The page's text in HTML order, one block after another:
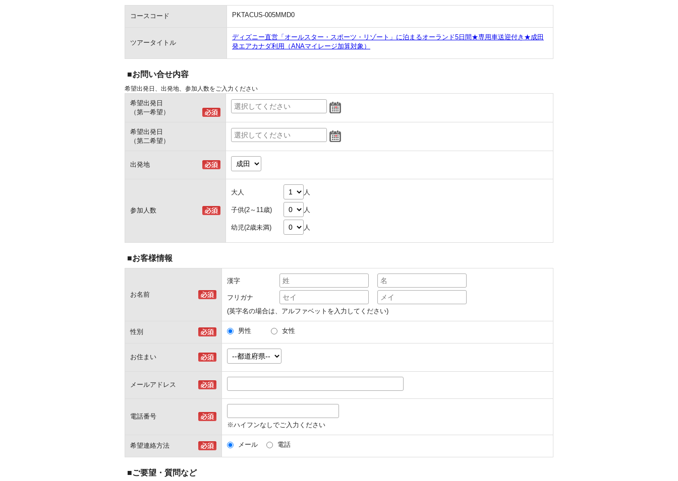
コースコード PKTACUS-005MMD0
ツアータイトル
ディズニー直営「オールスター・スポーツ・リゾート」に泊まるオーランド5日間★専用車送迎付き★成田
発エアカナダ利用（ANAマイレージ加算対象）
■お問い合せ内容
希望出発日、出発地、参加人数をご入力ください
希望出発日
（第一希望）
希望出発日
（第二希望）
出発地
参加人数
大人 人
子供(2～11歳) 人
幼児(2歳未満) 人
■お客様情報
お名前
漢字
フリガナ
(英字名の場合は、アルファベットを入力してください)
性別 男性 女性
お住まい
メールアドレス
電話番号
※ハイフンなしでご入力ください
希望連絡方法 メール 電話
■ご要望・質問など